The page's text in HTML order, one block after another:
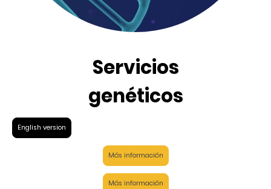
Servicios
genéticos
English version
Más información
Más información